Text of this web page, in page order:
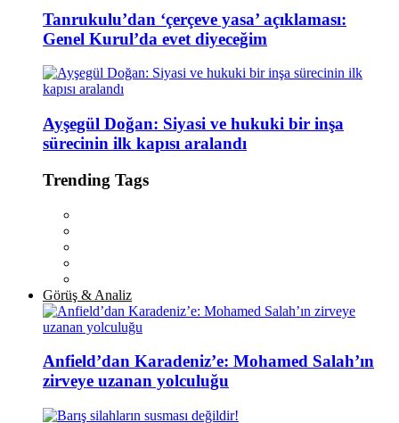
Tanrukulu’dan ‘çerçeve yasa’ açıklaması:
Genel Kurul’da evet diyeceğim
Ayşegül Doğan: Siyasi ve hukuki bir inşa
sürecinin ilk kapısı aralandı
Trending Tags
Görüş & Analiz
Anfield’dan Karadeniz’e: Mohamed Salah’ın
zirveye uzanan yolculuğu